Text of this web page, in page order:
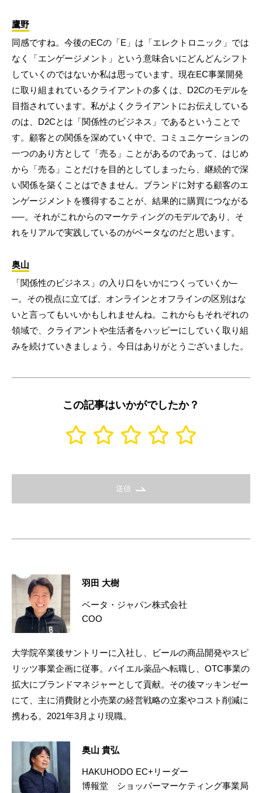
鷹野
同感ですね。今後のECの「E」は「エレクトロニック」では
なく「エンゲージメント」という意味合いにどんどんシフト
していくのではないか私は思っています。現在EC事業開発
に取り組まれているクライアントの多くは、D2Cのモデルを
目指されています。私がよくクライアントにお伝えしている
のは、D2Cとは「関係性のビジネス」であるということで
す。顧客との関係を深めていく中で、コミュニケーションの
一つのあり方として「売る」ことがあるのであって、はじめ
から「売る」ことだけを目的としてしまったら、継続的で深
い関係を築くことはできません。ブランドに対する顧客のエ
ンゲージメントを獲得することが、結果的に購買につながる
──。それがこれからのマーケティングのモデルであり、そ
れをリアルで実践しているのがベータなのだと思います。
奥山
「関係性のビジネス」の入り口をいかにつくっていくか─
─。その視点に立てば、オンラインとオフラインの区別はな
いと言ってもいいかもしれませんね。これからもそれぞれの
領域で、クライアントや生活者をハッピーにしていく取り組
みを続けていきましょう。今日はありがとうございました。
この記事はいかがでしたか？
送信
羽田 大樹
ベータ・ジャパン株式会社
COO
大学院卒業後サントリーに入社し、ビールの商品開発やスピ
リッツ事業企画に従事。バイエル薬品へ転職し、OTC事業の
拡大にブランドマネジャーとして貢献。その後マッキンゼー
にて、主に消費財と小売業の経営戦略の立案やコスト削減に
携わる。2021年3月より現職。
奥山 貴弘
HAKUHODO EC+リーダー
博報堂 ショッパーマーケティング事業局